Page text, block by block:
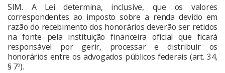
SIM. A Lei determina, inclusive, que os valores
correspondentes ao imposto sobre a renda devido em
razão do recebimento dos honorários deverão ser retidos
na fonte pela instituição financeira oficial que ficará
responsável por gerir, processar e distribuir os
honorários entre os advogados públicos federais (art. 34,
§ 7º).